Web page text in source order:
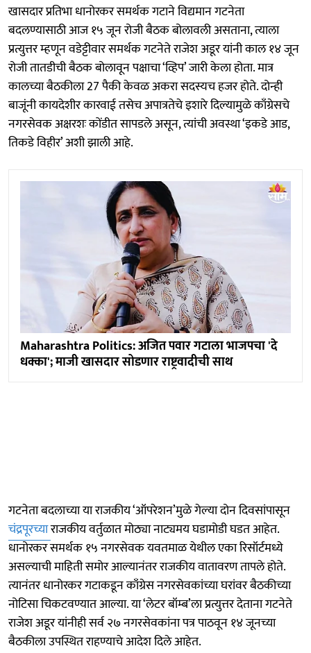
खासदार प्रतिभा धानोरकर समर्थक गटाने विद्यमान गटनेता
बदलण्यासाठी आज १५ जून रोजी बैठक बोलावली असताना, त्याला
प्रत्युत्तर म्हणून वडेट्टीवार समर्थक गटनेते राजेश अडूर यांनी काल १४ जून
रोजी तातडीची बैठक बोलावून पक्षाचा ‘व्हिप’ जारी केला होता. मात्र
कालच्या बैठकीला 27 पैकी केवळ अकरा सदस्यच हजर होते. दोन्ही
बाजूंनी कायदेशीर कारवाई तसेच अपात्रतेचे इशारे दिल्यामुळे काँग्रेसचे
नगरसेवक अक्षरशः कोंडीत सापडले असून, त्यांची अवस्था ‘इकडे आड,
तिकडे विहीर’ अशी झाली आहे.
Maharashtra Politics: अजित पवार गटाला भाजपचा 'दे
धक्का'; माजी खासदार सोडणार राष्ट्रवादीची साथ
गटनेता बदलाच्या या राजकीय ‘ऑपरेशन’मुळे गेल्या दोन दिवसांपासून
चंद्रपूरच्याराजकीय वर्तुळात मोठ्या नाट्यमय घडामोडी घडत आहेत.
धानोरकर समर्थक १५ नगरसेवक यवतमाळ येथील एका रिसॉर्टमध्ये
असल्याची माहिती समोर आल्यानंतर राजकीय वातावरण तापले होते.
त्यानंतर धानोरकर गटाकडून काँग्रेस नगरसेवकांच्या घरांवर बैठकीच्या
नोटिसा चिकटवण्यात आल्या. या ‘लेटर बॉम्ब’ला प्रत्युत्तर देताना गटनेते
राजेश अडूर यांनीही सर्व २७ नगरसेवकांना पत्र पाठवून १४ जूनच्या
बैठकीला उपस्थित राहण्याचे आदेश दिले आहेत.